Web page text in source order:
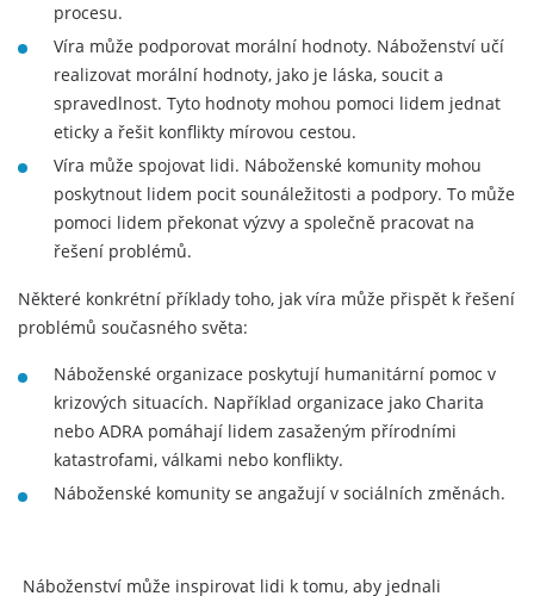
procesu.
Víra může podporovat morální hodnoty. Náboženství učí
realizovat morální hodnoty, jako je láska, soucit a
spravedlnost. Tyto hodnoty mohou pomoci lidem jednat
eticky a řešit konflikty mírovou cestou.
Víra může spojovat lidi. Náboženské komunity mohou
poskytnout lidem pocit sounáležitosti a podpory. To může
pomoci lidem překonat výzvy a společně pracovat na
řešení problémů.
Některé konkrétní příklady toho, jak víra může přispět k řešení
problémů současného světa:
Náboženské organizace poskytují humanitární pomoc v
krizových situacích. Například organizace jako Charita
nebo ADRA pomáhají lidem zasaženým přírodními
katastrofami, válkami nebo konflikty.
Náboženské komunity se angažují v sociálních změnách.
Náboženství může inspirovat lidi k tomu, aby jednali